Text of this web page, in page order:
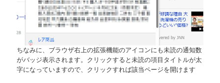
ちなみに、ブラウザ右上の拡張機能のアイコンにも未読の通知数
がバッジ表示されます。クリックすると未読の項目タイトルが太
字になっていますので、クリックすれば該当ページを開けます